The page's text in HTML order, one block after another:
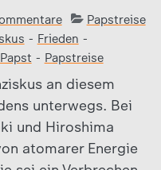
Papstreise
- Frieden -
Papst - Papstreise
an diesem
unterwegs. Bei
und Hiroshima
atomarer Energie